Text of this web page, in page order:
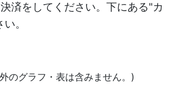
済をしてください。下にある"カ
。
のグラフ・表は含みません。)